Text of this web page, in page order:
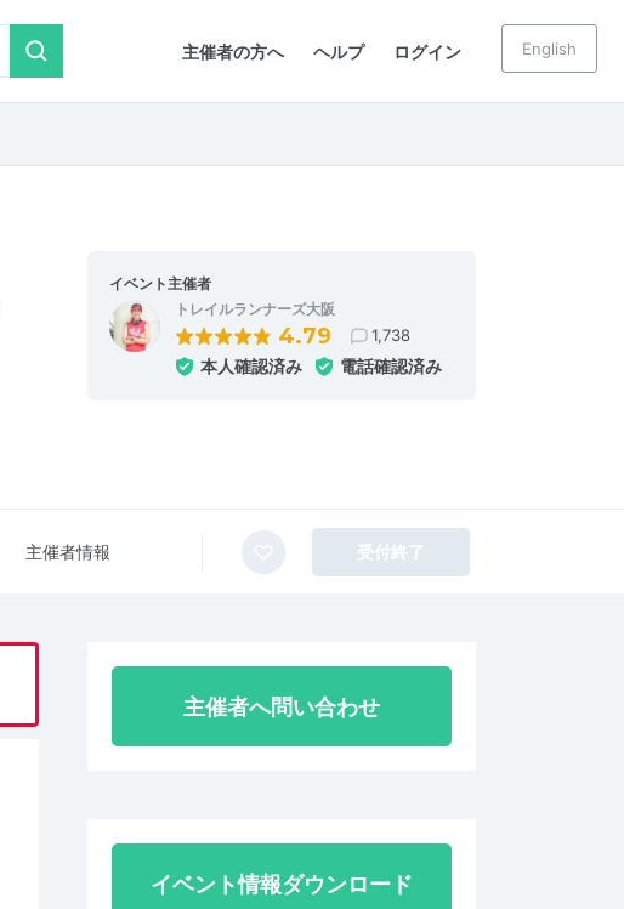
主催者の方へ ヘルプ ログイン English
イベント主催者
トレイルランナーズ大阪
4.79 1,738
本人確認済み 電話確認済み
主催者情報 受付終了
主催者へ問い合わせ
イベント情報ダウンロード